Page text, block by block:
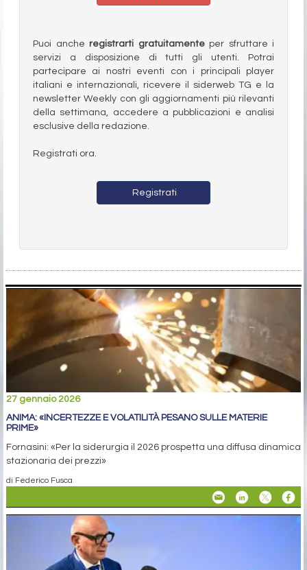
Puoi anche registrarti gratuitamenteper sfruttare i
servizi a disposizione di tutti gli utenti. Potrai
partecipare ai nostri eventi con i principali player
italiani e internazionali, ricevere il siderweb TG e la
newsletter Weekly con gli aggiornamenti più rilevanti
della settimana, accedere a pubblicazioni e analisi
esclusive della redazione.
Registrati ora.
Registrati
27 gennaio 2026
ANIMA: «INCERTEZZE E VOLATILITÀ PESANO SULLE MATERIE
PRIME»
Fornasini: «Per la siderurgia il 2026 prospetta una diffusa dinamica
stazionaria dei prezzi»
di Federico Fusca